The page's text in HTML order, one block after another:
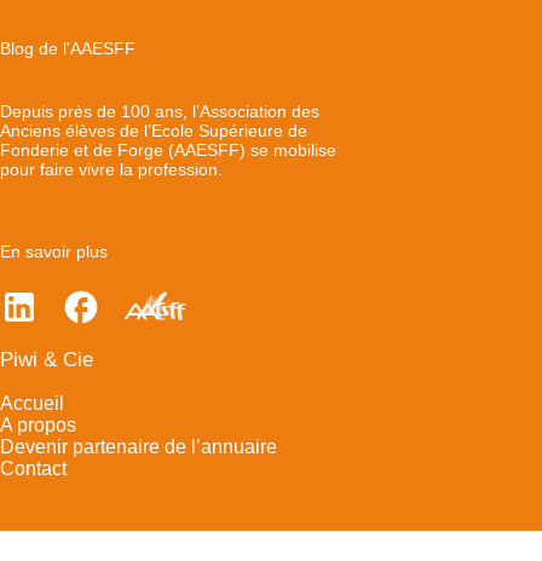
Blog de l'AAESFF
Depuis près de 100 ans, l’Association des
Anciens élèves de l’Ecole Supérieure de
Fonderie et de Forge (AAESFF) se mobilise
pour faire vivre la profession.
En savoir plus
Piwi & Cie
Accueil
A propos
Devenir partenaire de l’annuaire
Contact